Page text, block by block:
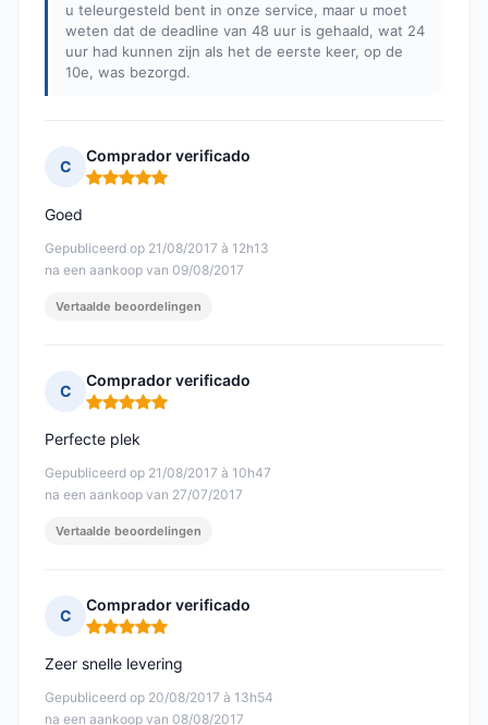
u teleurgesteld bent in onze service, maar u moet
weten dat de deadline van 48 uur is gehaald, wat 24
uur had kunnen zijn als het de eerste keer, op de
10e, was bezorgd.
C
Comprador verificado
Opmerking: 5 van 5
Gepubliceerd op 21/08/2017 à 12h13
na een aankoop van 09/08/2017
Goed
Vertaalde beoordelingen
C
Comprador verificado
Opmerking: 5 van 5
Gepubliceerd op 21/08/2017 à 10h47
na een aankoop van 27/07/2017
Perfecte plek
Vertaalde beoordelingen
C
Comprador verificado
Opmerking: 5 van 5
Gepubliceerd op 20/08/2017 à 13h54
na een aankoop van 08/08/2017
Zeer snelle levering